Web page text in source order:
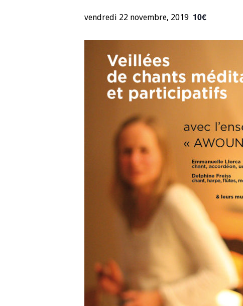
vendredi 22 novembre, 2019 10€